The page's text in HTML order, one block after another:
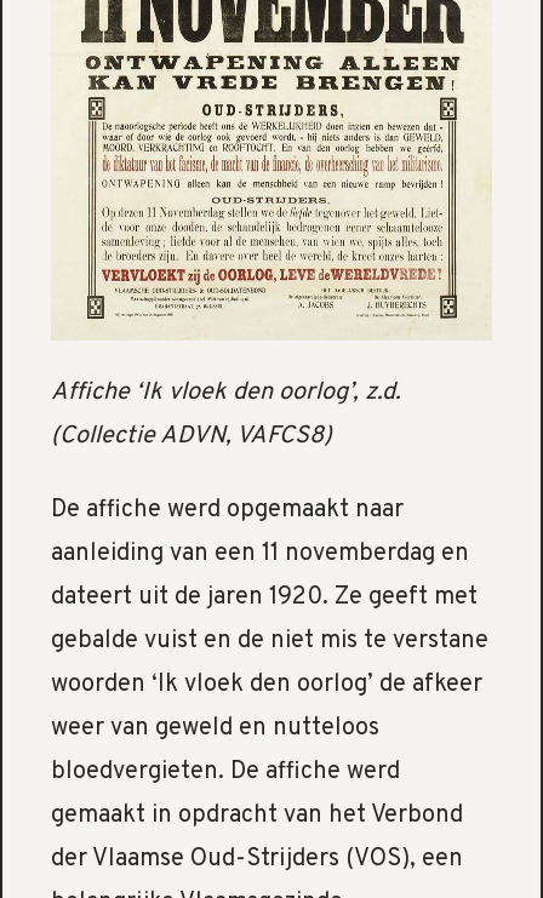
Affiche ‘Ik vloek den oorlog’, z.d.
(Collectie ADVN, VAFCS8)
De affiche werd opgemaakt naar
aanleiding van een 11 novemberdag en
dateert uit de jaren 1920. Ze geeft met
gebalde vuist en de niet mis te verstane
woorden ‘Ik vloek den oorlog’ de afkeer
weer van geweld en nutteloos
bloedvergieten. De affiche werd
gemaakt in opdracht van het Verbond
der Vlaamse Oud-Strijders (VOS), een